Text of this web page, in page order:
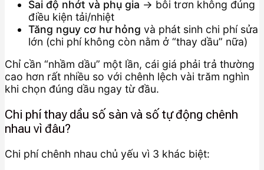
Sai độ nhớt và phụ gia → bôi trơn không đúng
điều kiện tải/nhiệt
Tăng nguy cơ hư hỏng và phát sinh chi phí sửa
lớn (chi phí không còn nằm ở “thay dầu” nữa)
Chỉ cần “nhầm dầu” một lần, cái giá phải trả thường
cao hơn rất nhiều so với chênh lệch vài trăm nghìn
khi chọn đúng dầu ngay từ đầu.
Chi phí thay dầu số sàn và số tự động chênh
nhau vì đâu?
Chi phí chênh nhau chủ yếu vì 3 khác biệt: